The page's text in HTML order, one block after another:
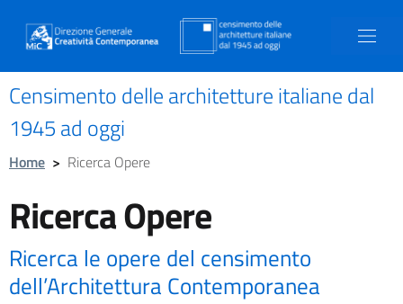
Censimento delle architetture italiane dal
1945 ad oggi
Home > Ricerca Opere
Ricerca Opere
Ricerca le opere del censimento
dell’Architettura Contemporanea